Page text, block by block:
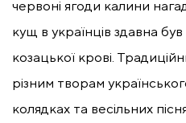
червоні ягоди калини
кущ в українців здавна
козацької крові.
різним творам
колядках та весільних